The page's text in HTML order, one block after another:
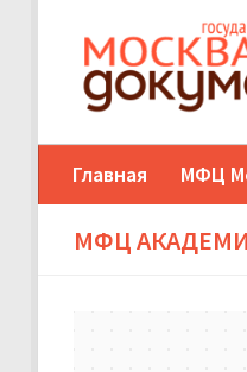
Главная МФЦ
МФЦ